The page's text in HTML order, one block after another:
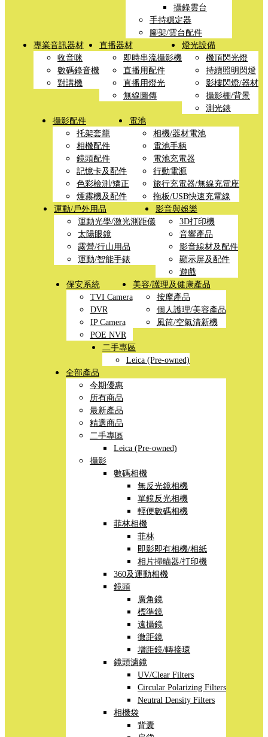
攝錄雲台
手持穩定器
腳架/雲台配件
專業音訊器材
收音咪
數碼錄音機
對講機
直播器材
即時串流攝影機
直播用配件
直播用燈光
無線圖傳
燈光設備
機頂閃光燈
持續照明閃燈
影樓閃燈/器材
攝影棚/背景
測光錶
攝影配件
托架套籠
相機配件
鏡頭配件
記憶卡及配件
色彩檢測/矯正
煙霧機及配件
電池
相機/器材電池
電池手柄
電池充電器
行動電源
旅行充電器/無線充電座
拖板/USB快速充電線
運動/戶外用品
運動光學/激光測距儀
太陽眼鏡
露營/行山用品
運動/智能手錶
影音與娛樂
3D打印機
音響產品
影音線材及配件
顯示屏及配件
遊戲
保安系統
TVI Camera
DVR
IP Camera
POE NVR
美容/護理及健康產品
按摩產品
個人護理/美容產品
風筒/空氣清新機
二手專區
Leica (Pre-owned)
全部產品
今期優惠
所有商品
最新產品
精選商品
二手專區
Leica (Pre-owned)
攝影
數碼相機
無反光鏡相機
單鏡反光相機
輕便數碼相機
菲林相機
菲林
即影即有相機/相紙
相片掃瞄器/打印機
360及運動相機
鏡頭
廣角鏡
標準鏡
遠攝鏡
微距鏡
增距鏡/轉接環
鏡頭濾鏡
UV/Clear Filters
Circular Polarizing Filters
Neutral Density Filters
相機袋
背囊